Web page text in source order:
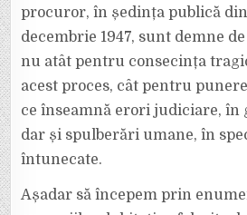
procuror, în ședința publică din
decembrie 1947, sunt demne
nu atât pentru consecința
acest proces, cât pentru
ce înseamnă erori judiciare, în
dar și spulberări umane, în
întunecate.
Așadar să începem prin